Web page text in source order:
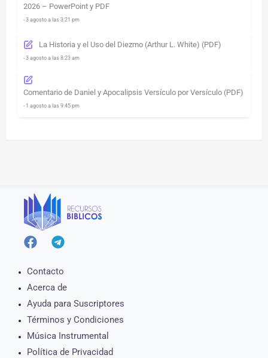
2026 – PowerPoint y PDF
- 3 agosto a las 3:21 pm
La Historia y el Uso del Diezmo (Arthur L. White) (PDF)
- 3 agosto a las 8:23 am
Comentario de Daniel y Apocalipsis Versículo por Versículo (PDF)
- 1 agosto a las 9:45 pm
Contacto
Acerca de
Ayuda para Suscriptores
Términos y Condiciones
Música Instrumental
Política de Privacidad